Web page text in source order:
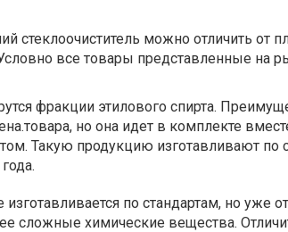
стеклоочиститель можно отличить от
все товары представленные на
фракции этилового спирта.
но она идет в комплекте
Такую продукцию изготавливают по
изготавливается по стандартам, но уже
сложные химические вещества.